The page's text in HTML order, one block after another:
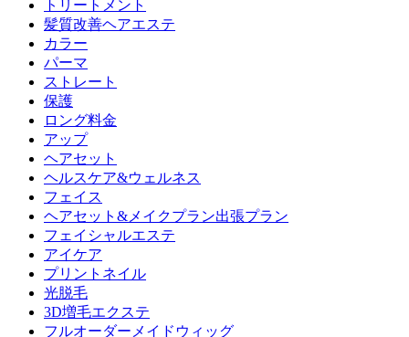
トリートメント
髪質改善ヘアエステ
カラー
パーマ
ストレート
保護
ロング料金
アップ
ヘアセット
ヘルスケア&ウェルネス
フェイス
ヘアセット&メイクプラン出張プラン
フェイシャルエステ
アイケア
プリントネイル
光脱毛
3D増毛エクステ
フルオーダーメイドウィッグ